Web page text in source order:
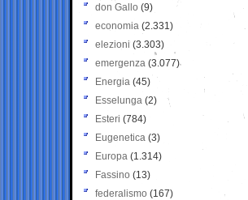
don Gallo (9)
economia (2.331)
elezioni (3.303)
emergenza (3.077)
Energia (45)
Esselunga (2)
Esteri (784)
Eugenetica (3)
Europa (1.314)
Fassino (13)
federalismo (167)